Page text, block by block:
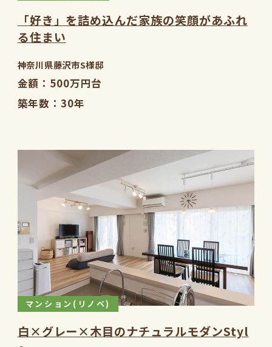
「好き」を詰め込んだ家族の笑顔があふれ
る住まい
神奈川県藤沢市S様邸
金額
500万円台
築年数
30年
マンション(リノベ)
白×グレー×木目のナチュラルモダンStyl